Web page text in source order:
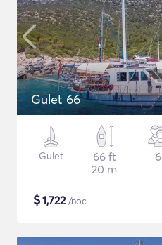
Gulet 66
Gulet
66 ft
20 m
6
$1,722/noc